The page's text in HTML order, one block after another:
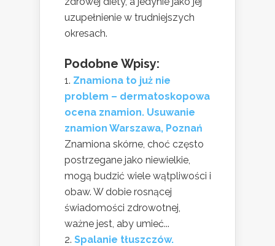
uzupełnienie w trudniejszych
okresach.
Podobne Wpisy:
Znamiona to już nie
problem – dermatoskopowa
ocena znamion. Usuwanie
znamion Warszawa, Poznań
Znamiona skórne, choć często
postrzegane jako niewielkie,
mogą budzić wiele wątpliwości i
obaw. W dobie rosnącej
świadomości zdrowotnej,
ważne jest, aby umieć...
Spalanie tłuszczów.